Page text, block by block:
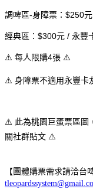
調啤區-身障票：$250元
經典區：$300元 / 永豐
⚠ 每人限購4張 ⚠
⚠ 身障票不適用永豐卡
⚠️ 此為桃園巨蛋票區圖
關社群貼文 ⚠️
【團體購票需求請洽台